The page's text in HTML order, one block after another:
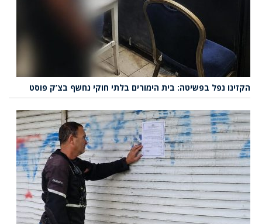
הקזינו נפל בפשיטה: בית הימורים בלתי חוקי נחשף בצ’ק פוסט